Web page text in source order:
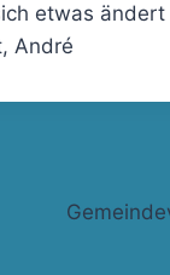
etwas
André